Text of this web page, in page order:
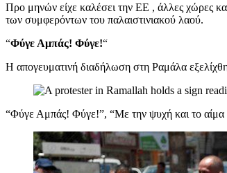
Προ μηνών είχε καλέσει την ΕΕ , άλλες χώρες
των συμφερόντων του παλαιστινιακού λαού.
“Φύγε Αμπάς! Φύγε!“
Η απογευματινή διαδήλωση στη Ραμάλα
“Φύγε Αμπάς! Φύγε!”, “Με την ψυχή και το αίμα